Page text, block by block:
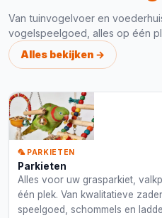
Van tuinvogelvoer en
vogelspeelgoed, alles op één
Alles bekijken →
🦜 PARKIETEN
Parkieten
Alles voor uw grasparkiet,
één plek. Van kwalitatieve
speelgoed, schommels en